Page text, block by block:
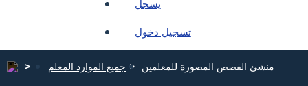
يسجل
تسجيل دخول
جميع الموارد المعلم منشئ القصص المصورة للمعلمين